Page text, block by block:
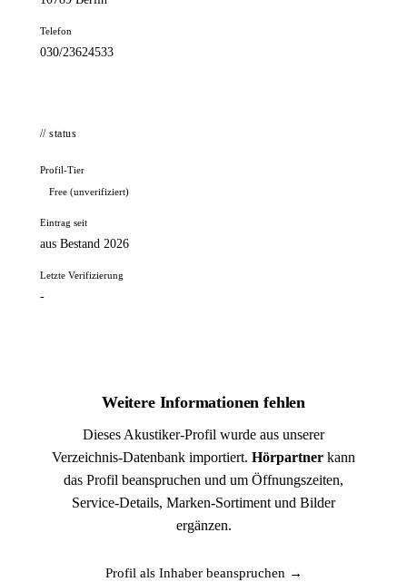
Telefon
030/23624533
// status
Profil-Tier
Free (unverifiziert)
Eintrag seit
aus Bestand 2026
Letzte Verifizierung
-
Weitere Informationen fehlen
Dieses Akustiker-Profil wurde aus unserer
Verzeichnis-Datenbank importiert. Hörpartner kann
das Profil beanspruchen und um Öffnungszeiten,
Service-Details, Marken-Sortiment und Bilder
ergänzen.
Profil als Inhaber beanspruchen →